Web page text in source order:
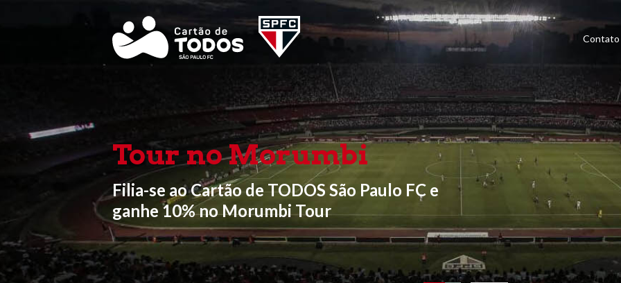
Contato
Tour no Morumbi
Filia-se ao Cartão de TODOS São Paulo FC e
ganhe 10% no Morumbi Tour